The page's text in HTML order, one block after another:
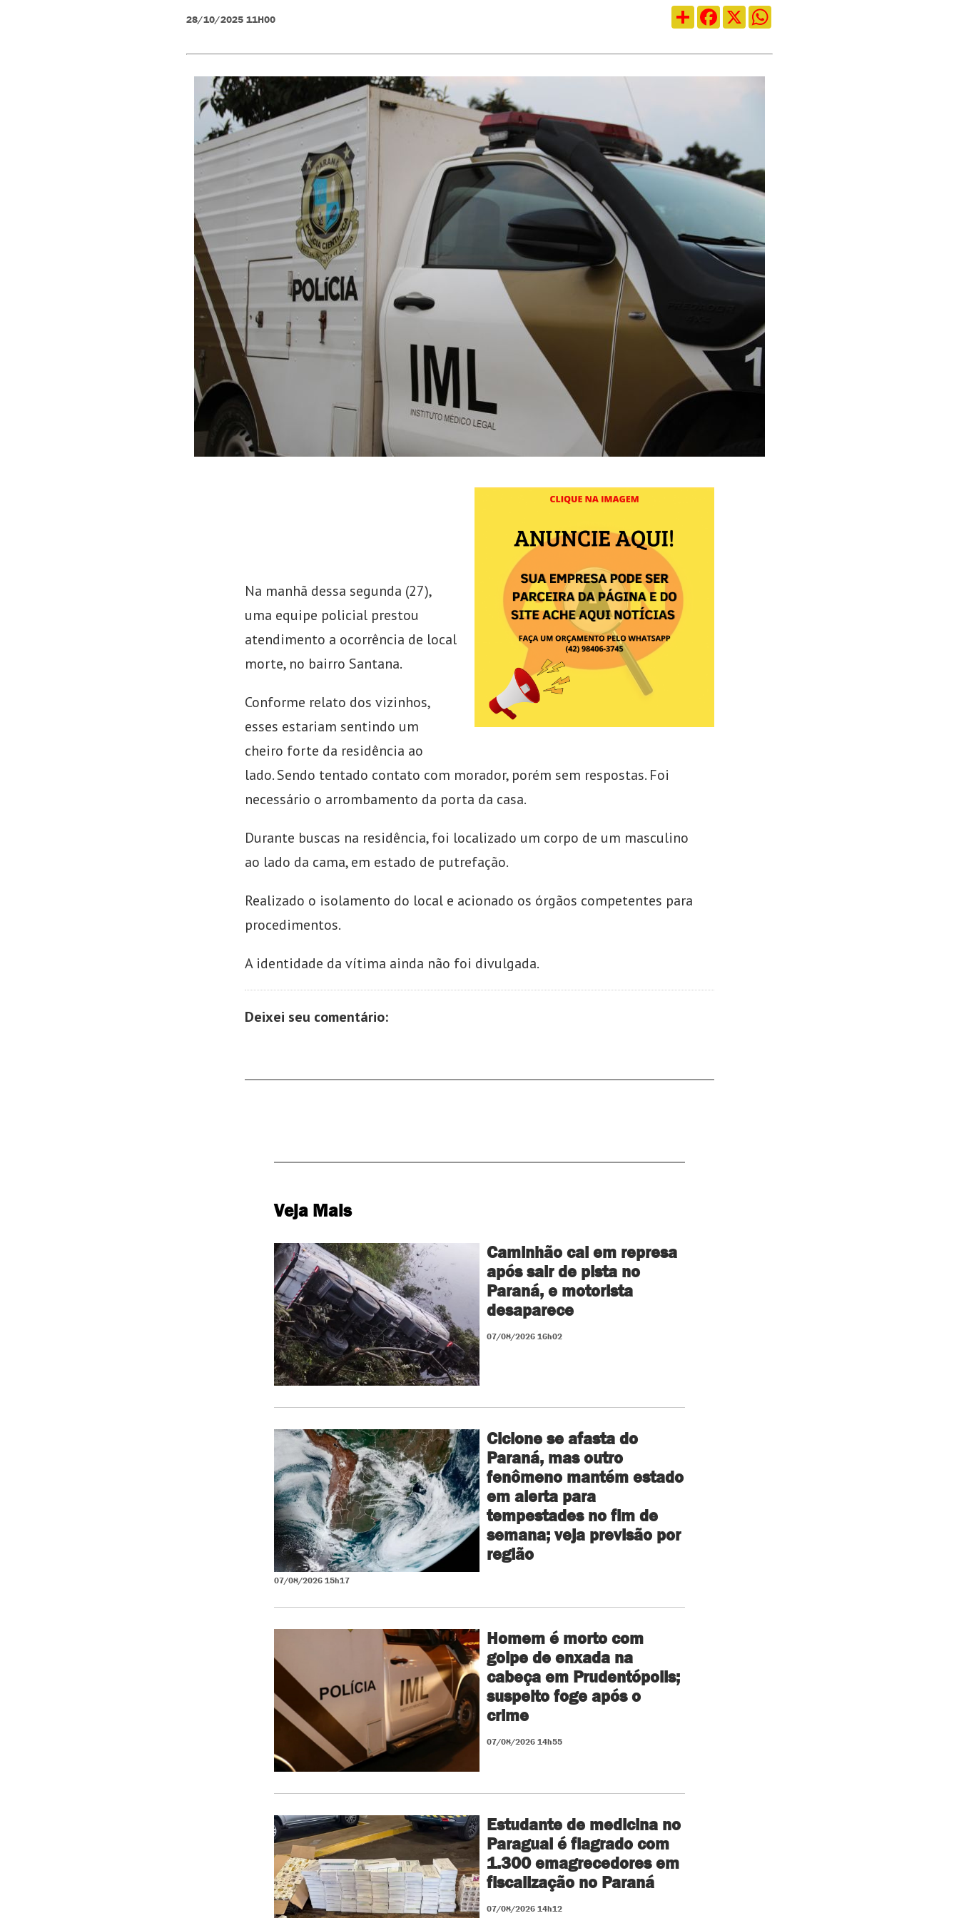
28/10/2025 11H00
CompartilharFacebook
Na manhã dessa segunda (27),
uma equipe policial prestou
atendimento a ocorrência de local
morte, no bairro Santana.
Conforme relato dos vizinhos,
esses estariam sentindo um
cheiro forte da residência ao
lado. Sendo tentado contato com morador, porém sem respostas. Foi
necessário o arrombamento da porta da casa.
Durante buscas na residência, foi localizado um corpo de um masculino
ao lado da cama, em estado de putrefação.
Realizado o isolamento do local e acionado os órgãos competentes para
procedimentos.
A identidade da vítima ainda não foi divulgada.
Deixei seu comentário:
Veja Mais
Caminhão cai em represa
após sair de pista no
Paraná, e motorista
desaparece
07/08/2026 16h02
Ciclone se afasta do
Paraná, mas outro
fenômeno mantém estado
em alerta para
tempestades no fim de
semana; veja previsão por
região
07/08/2026 15h17
Homem é morto com
golpe de enxada na
cabeça em Prudentópolis;
suspeito foge após o
crime
07/08/2026 14h55
Estudante de medicina no
Paraguai é flagrado com
1.300 emagrecedores em
fiscalização no Paraná
07/08/2026 14h12